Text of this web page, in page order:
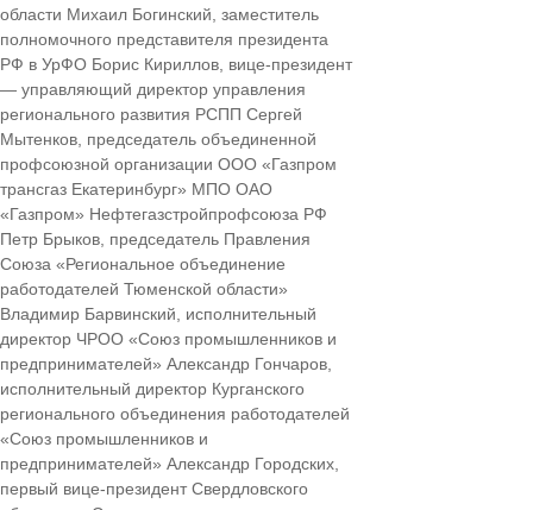
области Михаил Богинский, заместитель
полномочного представителя президента
РФ в УрФО Борис Кириллов, вице-президент
— управляющий директор управления
регионального развития РСПП Сергей
Мытенков, председатель объединенной
профсоюзной организации ООО «Газпром
трансгаз Екатеринбург» МПО ОАО
«Газпром» Нефтегазстройпрофсоюза РФ
Петр Брыков, председатель Правления
Союза «Региональное объединение
работодателей Тюменской области»
Владимир Барвинский, исполнительный
директор ЧРОО «Союз промышленников и
предпринимателей» Александр Гончаров,
исполнительный директор Курганского
регионального объединения работодателей
«Союз промышленников и
предпринимателей» Александр Городских,
первый вице-президент Свердловского